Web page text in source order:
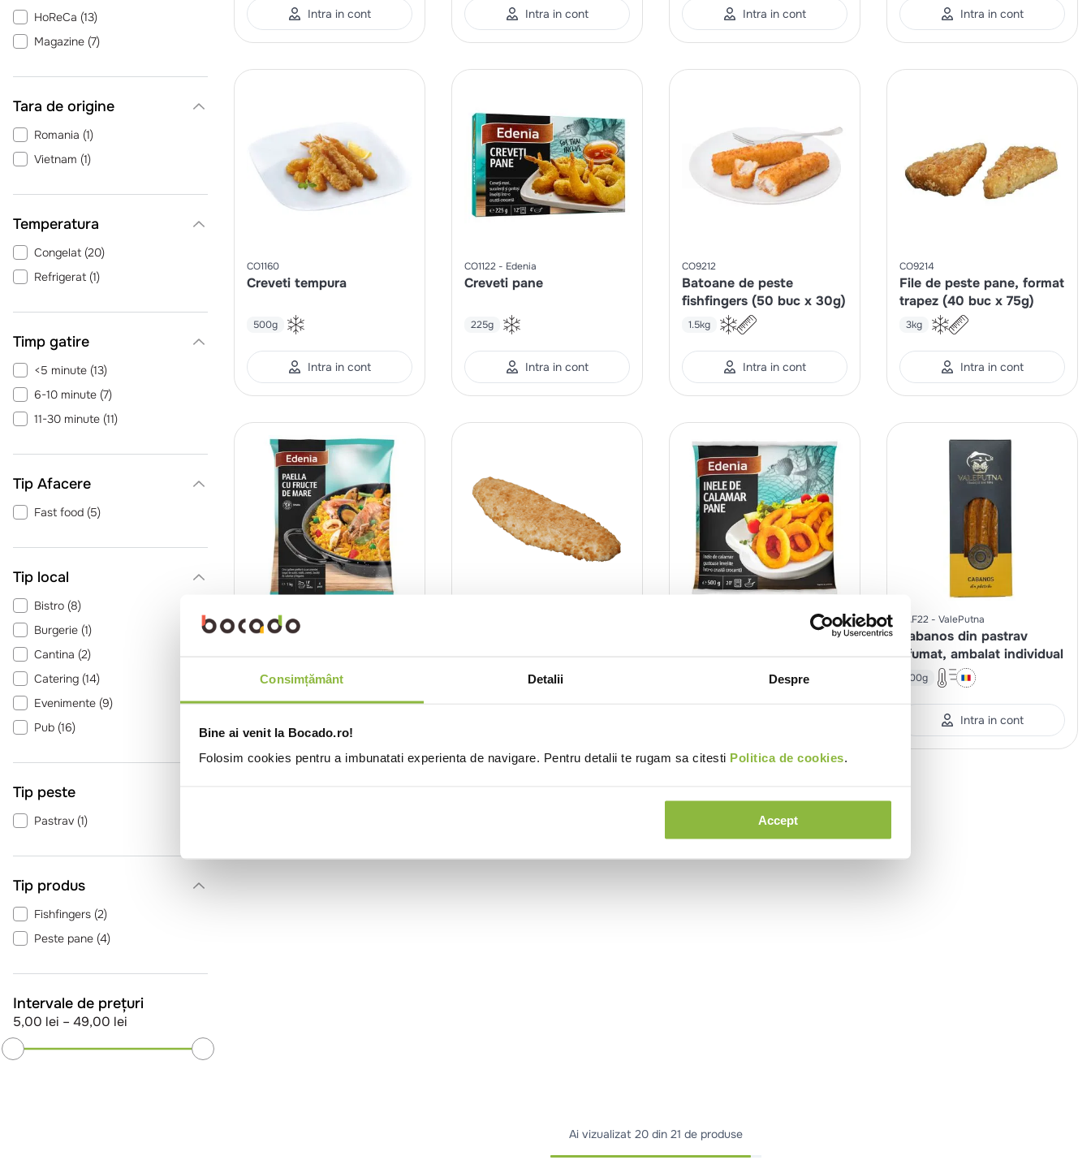
Consimțământ Detalii Despre
Bine ai venit la Bocado.ro!
Folosim cookies pentru a imbunatati experienta de navigare. Pentru detalii te rugam sa citesti Politica de cookies.
Accept
HoReCa (13)
Magazine (7)
Tara de origine
Romania (1)
Vietnam (1)
Temperatura
Congelat (20)
Refrigerat (1)
Timp gatire
<5 minute (13)
6-10 minute (7)
11-30 minute (11)
Tip Afacere
Fast food (5)
Tip local
Bistro (8)
Burgerie (1)
Cantina (2)
Catering (14)
Evenimente (9)
Pub (16)
Unitate de cazare - mic dejun
(1)
Tip peste
Pastrav (1)
Tip produs
Fishfingers (2)
Peste pane (4)
Intervale de prețuri
5,00 lei – 49,00 lei
Intra in cont Intra in cont Intra in cont Intra in cont
CO1160
Creveti tempura
500g
Intra in cont
CO1122 Edenia
Creveti pane
225g
Intra in cont
CO9212
Batoane de peste
fishfingers (50 buc x 30g)
1.5kg
Intra in cont
CO9214
File de peste pane, format
trapez (40 buc x 75g)
3kg
Intra in cont
CO12370 Edenia
Paella fructe de mare
1kg
Inele de calamar pane
PAF22 ValePutna
Cabanos din pastrav
afumat, ambalat individual
100g
Intra in cont
Ai vizualizat 20 din 21 de produse